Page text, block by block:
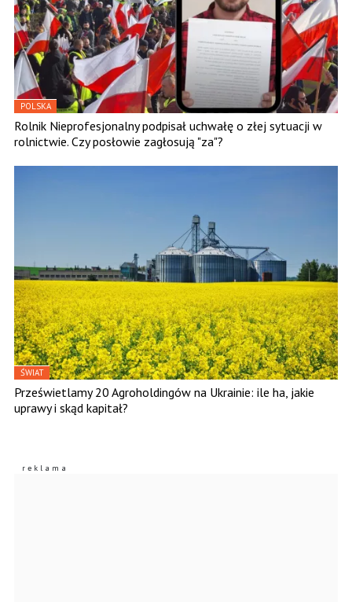
POLSKA
Rolnik Nieprofesjonalny podpisał uchwałę o złej sytuacji w
rolnictwie. Czy posłowie zagłosują "za"?
ŚWIAT
Prześwietlamy 20 Agroholdingów na Ukrainie: ile ha, jakie
uprawy i skąd kapitał?